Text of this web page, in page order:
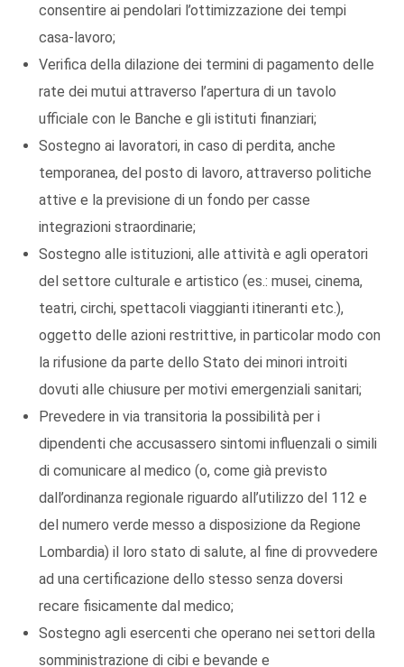
consentire ai pendolari l’ottimizzazione dei tempi
casa-lavoro;
Verifica della dilazione dei termini di pagamento delle
rate dei mutui attraverso l’apertura di un tavolo
ufficiale con le Banche e gli istituti finanziari;
Sostegno ai lavoratori, in caso di perdita, anche
temporanea, del posto di lavoro, attraverso politiche
attive e la previsione di un fondo per casse
integrazioni straordinarie;
Sostegno alle istituzioni, alle attività e agli operatori
del settore culturale e artistico (es.: musei, cinema,
teatri, circhi, spettacoli viaggianti itineranti etc.),
oggetto delle azioni restrittive, in particolar modo con
la rifusione da parte dello Stato dei minori introiti
dovuti alle chiusure per motivi emergenziali sanitari;
Prevedere in via transitoria la possibilità per i
dipendenti che accusassero sintomi influenzali o simili
di comunicare al medico (o, come già previsto
dall’ordinanza regionale riguardo all’utilizzo del 112 e
del numero verde messo a disposizione da Regione
Lombardia) il loro stato di salute, al fine di provvedere
ad una certificazione dello stesso senza doversi
recare fisicamente dal medico;
Sostegno agli esercenti che operano nei settori della
somministrazione di cibi e bevande e